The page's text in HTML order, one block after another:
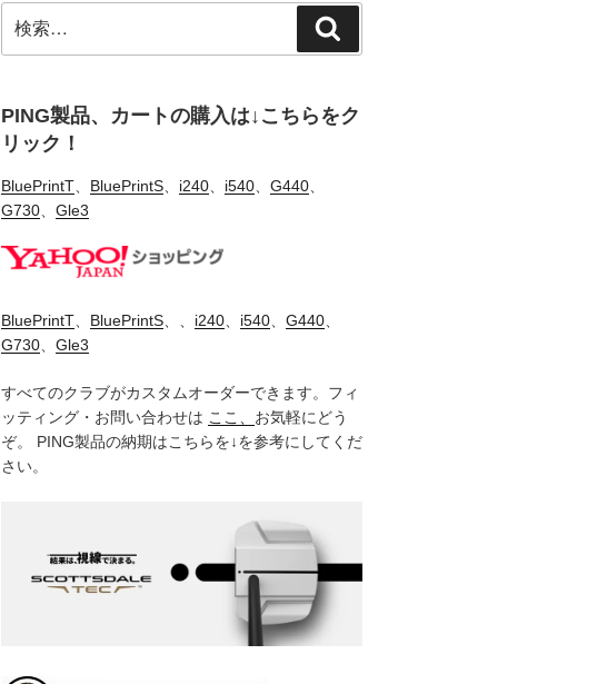
索:
索
PING製品、カートの購入は↓こちらをク
リック！
BluePrintT、 BluePrintS、 i240、 i540、 G440、
G730、 Gle3
BluePrintT、 BluePrintS、、 i240、 i540、 G440、
G730、 Gle3
すべてのクラブがカスタムオーダーできます。フィ
ッティング・お問い合わせは ここ、 お気軽にどう
ぞ。 PING製品の納期はこちらを↓を参考にしてくだ
さい。